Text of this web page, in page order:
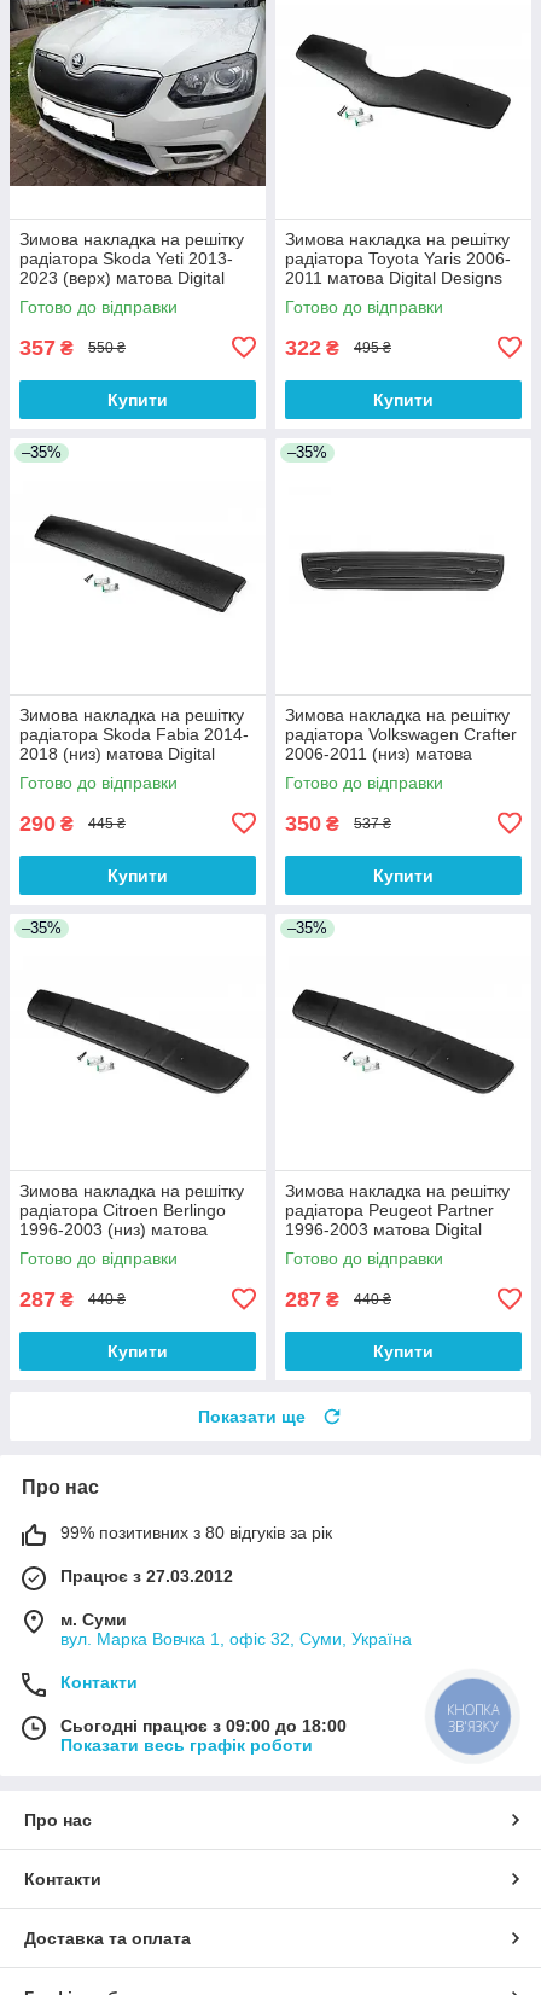
Зимова накладка на решітку
радіатора Skoda Yeti 2013-
2023 (верх) матова Digital
Designs
Готово до відправки
357 ₴ 550 ₴
Купити
Зимова накладка на решітку
радіатора Toyota Yaris 2006-
2011 матова Digital Designs
Готово до відправки
322 ₴ 495 ₴
Купити
–35%
Зимова накладка на решітку
радіатора Skoda Fabia 2014-
2018 (низ) матова Digital
Designs
Готово до відправки
290 ₴ 445 ₴
Купити
–35%
Зимова накладка на решітку
радіатора Volkswagen Crafter
2006-2011 (низ) матова
Digital Designs
Готово до відправки
350 ₴ 537 ₴
Купити
–35%
Зимова накладка на решітку
радіатора Citroen Berlingo
1996-2003 (низ) матова
Digital Designs
Готово до відправки
287 ₴ 440 ₴
Купити
–35%
Зимова накладка на решітку
радіатора Peugeot Partner
1996-2003 матова Digital
Designs
Готово до відправки
287 ₴ 440 ₴
Купити
Показати ще
Про нас
99% позитивних з 80 відгуків за рік
Працює з 27.03.2012
м. Суми
вул. Марка Вовчка 1, офіс 32, Суми, Україна
Контакти
Сьогодні працює з 09:00 до 18:00
Показати весь графік роботи
Про нас
Контакти
Доставка та оплата
КНОПКА
ЗВ'ЯЗКУ